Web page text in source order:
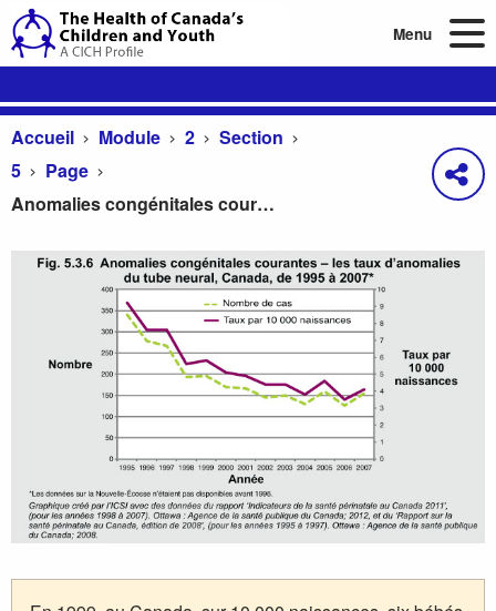
Menu
Accueil Module 2
Section
5
Page
Anomalies congénitales courantes – les taux d’anomalies du tube neural, Canada, de 1995 à 2007*
Anomalies congénitales courantes – les taux